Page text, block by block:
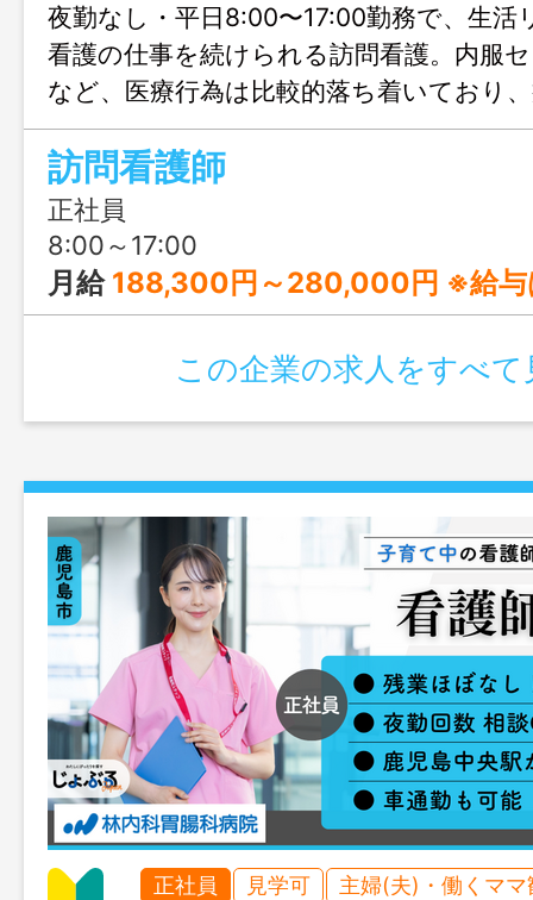
夜勤なし・平日8:00〜17:00勤務で、生活
看護の仕事を続けられる訪問看護。内服
など、医療行為は比較的落ち着いており
ただしさは少なめ。精神科6〜7割、介護
構成で、一人ひとりとじっくり関係を築
す。同行期間をしっかり設けたOJT体制
が初めての方も安心してスタートできる
訪問看護師
正社員
8:00～17:00
月給 188,300円～280,000円 ※給与は経験や能力により決定します。 [給与の内訳] 基本給：
この企業の求人をすべて
正社員 見学可
主婦(夫)・働くママ